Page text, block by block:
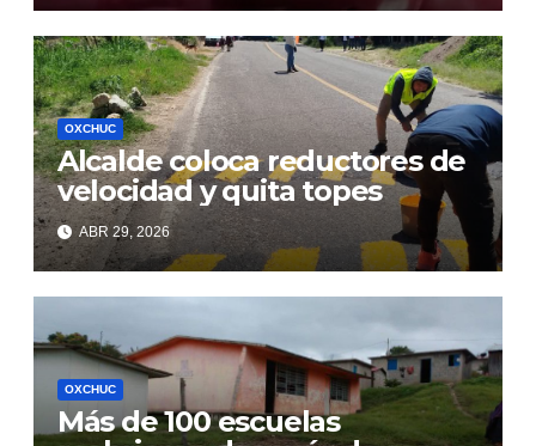
OXCHUC
Alcalde coloca reductores de
velocidad y quita topes
ABR 29, 2026
OXCHUC
Más de 100 escuelas